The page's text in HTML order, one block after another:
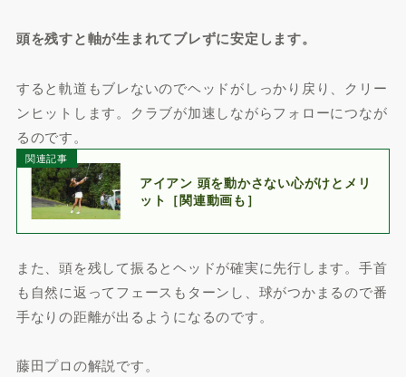
頭を残すと軸が生まれてブレずに安定します。
すると軌道もブレないのでヘッドがしっかり戻り、クリー
ンヒットします。クラブが加速しながらフォローにつなが
るのです。
関連記事
アイアン 頭を動かさない心がけとメリ
ット［関連動画も］
また、頭を残して振るとヘッドが確実に先行します。手首
も自然に返ってフェースもターンし、球がつかまるので番
手なりの距離が出るようになるのです。
藤田プロの解説です。